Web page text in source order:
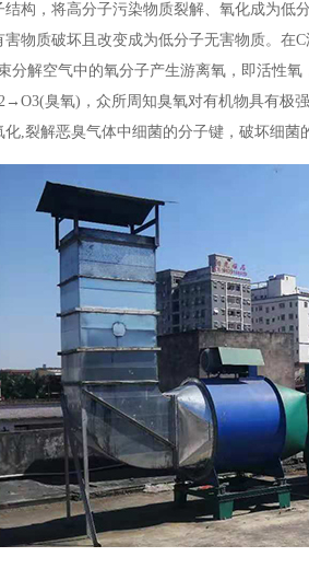
结构，将高分子污染物质裂解、氧化成为低
害物质破坏且改变成为低分子无害物质。在
分解空气中的氧分子产生游离氧，即活性
臭氧)，众所周知臭氧对有机物具有极
,裂解恶臭气体中细菌的分子键，破坏细